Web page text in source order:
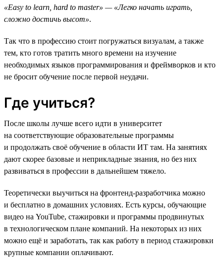
«Easy to learn, hard to master» — «Легко начать играть,
сложно достичь высот».
Так что в профессию стоит погружаться визуалам, а также
тем, кто готов тратить много времени на изучение
необходимых языков программирования и фреймворков и кто
не бросит обучение после первой неудачи.
Где учиться?
После школы лучше всего идти в университет
на соответствующие образовательные программы
и продолжать своё обучение в области ИТ там. На занятиях
дают скорее базовые и неприкладные знания, но без них
развиваться в профессии в дальнейшем тяжело.
Теоретически выучиться на фронтенд-разработчика можно
и бесплатно в домашних условиях. Есть курсы, обучающие
видео на YouTube, стажировки и программы продвинутых
в технологическом плане компаний. На некоторых из них
можно ещё и заработать, так как работу в период стажировки
крупные компании оплачивают.